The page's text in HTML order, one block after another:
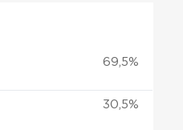
69,5%
30,5%